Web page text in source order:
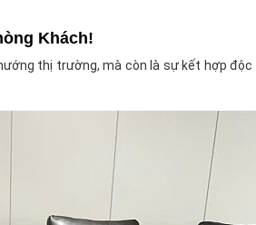
Khách!
thị trường, mà còn là sự kết hợp